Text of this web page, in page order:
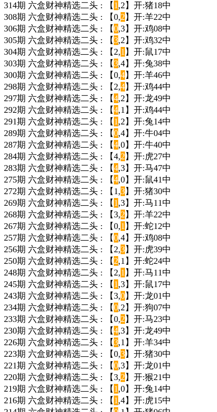
314期 六盒财神精选二头 : 【 1,2】开:猪18中
308期 六盒财神精选二头 : 【0,2 】开:羊22中
306期 六盒财神精选二头 : 【0,3】开:鸡08中
305期 六盒财神精选二头 : 【3,2】开:鸡32中
304期 六盒财神精选二头 : 【2,1 】开:鼠17中
303期 六盒财神精选二头 : 【3,4】开:兔38中
300期 六盒财神精选二头 : 【0,4】开:羊46中
298期 六盒财神精选二头 : 【2,4】开:鸡44中
297期 六盒财神精选二头 : 【4,2】开:龙49中
292期 六盒财神精选二头 : 【4,1】开:鸡44中
291期 六盒财神精选二头 : 【 1,2】开:兔14中
289期 六盒财神精选二头 : 【0,4】开:牛04中
287期 六盒财神精选二头 : 【4,0】开:牛40中
284期 六盒财神精选二头 : 【4,2 】开:虎27中
283期 六盒财神精选二头 : 【4,3】开:马47中
275期 六盒财神精选二头 : 【4,0】开:鼠41中
272期 六盒财神精选二头 : 【1,3】开:猪30中
269期 六盒财神精选二头 : 【 1,3】开:马11中
268期 六盒财神精选二头 : 【3,2 】开:羊22中
267期 六盒财神精选二头 : 【0,1 】开:蛇12中
257期 六盒财神精选二头 : 【0,4】开:鸡08中
256期 六盒财神精选二头 : 【2,3】开:虎39中
250期 六盒财神精选二头 : 【2,1】开:蛇24中
248期 六盒财神精选二头 : 【2,1 】开:马11中
245期 六盒财神精选二头 : 【 1,3】开:鼠17中
243期 六盒财神精选二头 : 【3,0】开:龙01中
234期 六盒财神精选二头 : 【0,2】开:狗07中
233期 六盒财神精选二头 : 【0,2 】开:马23中
230期 六盒财神精选二头 : 【4,3】开:龙49中
226期 六盒财神精选二头 : 【3,1】开:羊34中
223期 六盒财神精选二头 : 【0,3】开:猪30中
221期 六盒财神精选二头 : 【0,3】开:龙01中
220期 六盒财神精选二头 : 【3,2 】开:猴21中
219期 六盒财神精选二头 : 【 1,0】开:兔14中
216期 六盒财神精选二头 : 【 1,4】开:虎15中